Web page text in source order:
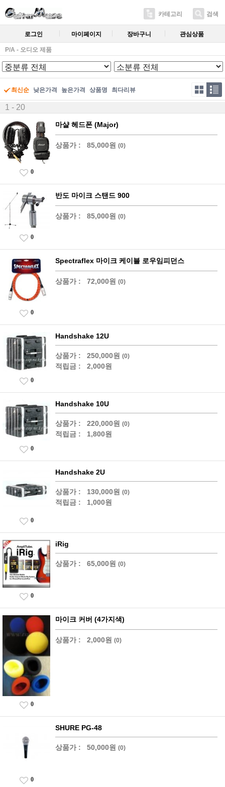
카테고리 검색
로그인 마이페이지 장바구니 관심상품
P/A - 오디오 제품
최신순 낮은가격 높은가격 상품명 최다리뷰
1 - 20
마샬 헤드폰 (Major)
상품가 : 85,000원 (0)
0
반도 마이크 스탠드 900
상품가 : 85,000원 (0)
0
Spectraflex 마이크 케이블 로우임피던스
상품가 : 72,000원 (0)
0
Handshake 12U
상품가 : 250,000원 (0)
적립금 : 2,000원
0
Handshake 10U
상품가 : 220,000원 (0)
적립금 : 1,800원
0
Handshake 2U
상품가 : 130,000원 (0)
적립금 : 1,000원
0
iRig
상품가 : 65,000원 (0)
0
마이크 커버 (4가지색)
상품가 : 2,000원 (0)
0
SHURE PG-48
상품가 : 50,000원 (0)
0